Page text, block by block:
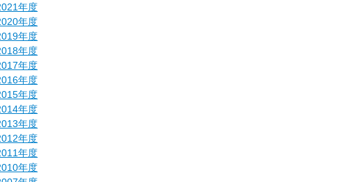
年度
年度
年度
年度
年度
年度
年度
年度
年度
年度
年度
年度